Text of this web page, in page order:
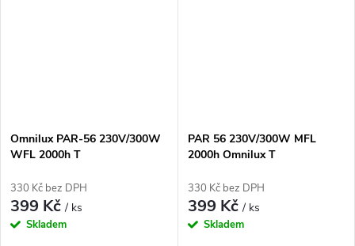
Omnilux PAR-56 230V/300W
WFL 2000h T
330 Kč bez DPH
399 Kč/ ks
Skladem
PAR 56 230V/300W MFL
2000h Omnilux T
330 Kč bez DPH
399 Kč/ ks
Skladem